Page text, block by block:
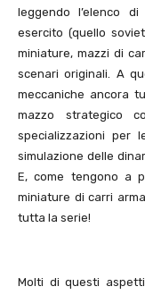
leggendo l’elenco
esercito (quello
miniature, mazzi di
scenari originali. A
meccaniche ancora
mazzo strategico
specializzazioni per
simulazione delle
E, come tengono a
miniature di carri
tutta la serie!
Molti di questi